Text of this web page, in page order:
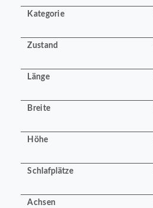
Kategorie
Zustand
Länge
Breite
Höhe
Schlafplätze
Achsen